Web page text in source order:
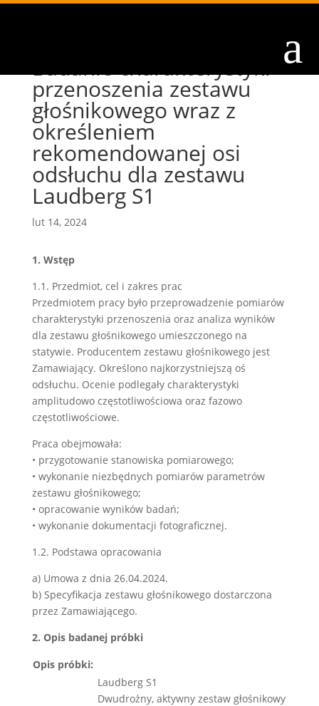
a
Badanie charakterystyki
przenoszenia zestawu
głośnikowego wraz z
określeniem
rekomendowanej osi
odsłuchu dla zestawu
Laudberg S1
lut 14, 2024
1. Wstęp
1.1. Przedmiot, cel i zakres prac
Przedmiotem pracy było przeprowadzenie pomiarów
charakterystyki przenoszenia oraz analiza wyników
dla zestawu głośnikowego umieszczonego na
statywie. Producentem zestawu głośnikowego jest
Zamawiający. Określono najkorzystniejszą oś
odsłuchu. Ocenie podlegały charakterystyki
amplitudowo częstotliwościowa oraz fazowo
częstotliwościowe.
Praca obejmowała:
• przygotowanie stanowiska pomiarowego;
• wykonanie niezbędnych pomiarów parametrów
zestawu głośnikowego;
• opracowanie wyników badań;
• wykonanie dokumentacji fotograficznej.
1.2. Podstawa opracowania
a) Umowa z dnia 26.04.2024.
b) Specyfikacja zestawu głośnikowego dostarczona
przez Zamawiającego.
2. Opis badanej próbki
Opis próbki:
Laudberg S1
Dwudrożny, aktywny zestaw głośnikowy